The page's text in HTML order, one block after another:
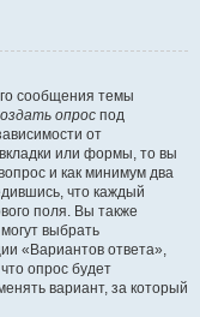
сообщения темы
опрос под
от
или формы, то вы
и как минимум два
что каждый
поля. Вы также
выбрать
«Вариантов ответа»,
опрос будет
вариант, за который